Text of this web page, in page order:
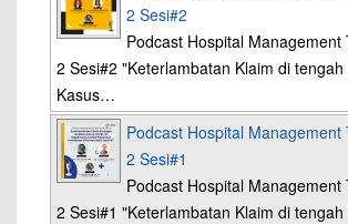
2 Sesi#2
Podcast Hospital Management
2 Sesi#2 "Keterlambatan Klaim di tengah
Kasus…
Podcast Hospital Management
2 Sesi#1
Podcast Hospital Management
2 Sesi#1 "Keterlambatan Klaim di tengah